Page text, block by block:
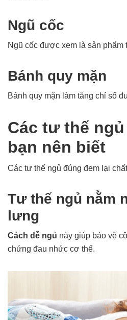
Ngũ cốc
Ngũ cốc được xem là sản
Bánh quy mặn
Bánh quy mặn làm tăng chỉ số
Các tư thế
bạn nên biết
Các tư thế ngủ đúng đem lại
Tư thế ngủ nằm
lưng
Cách dễ ngủ này giúp bảo vệ
chứng đau nhức cơ thể.